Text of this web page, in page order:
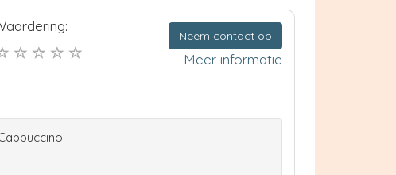
Neem contact op
Meer informatie